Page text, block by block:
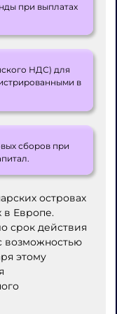
при выплатах
НДС) для
в
сборов при
островах
в Европе.
срок действия
возможностью
этому